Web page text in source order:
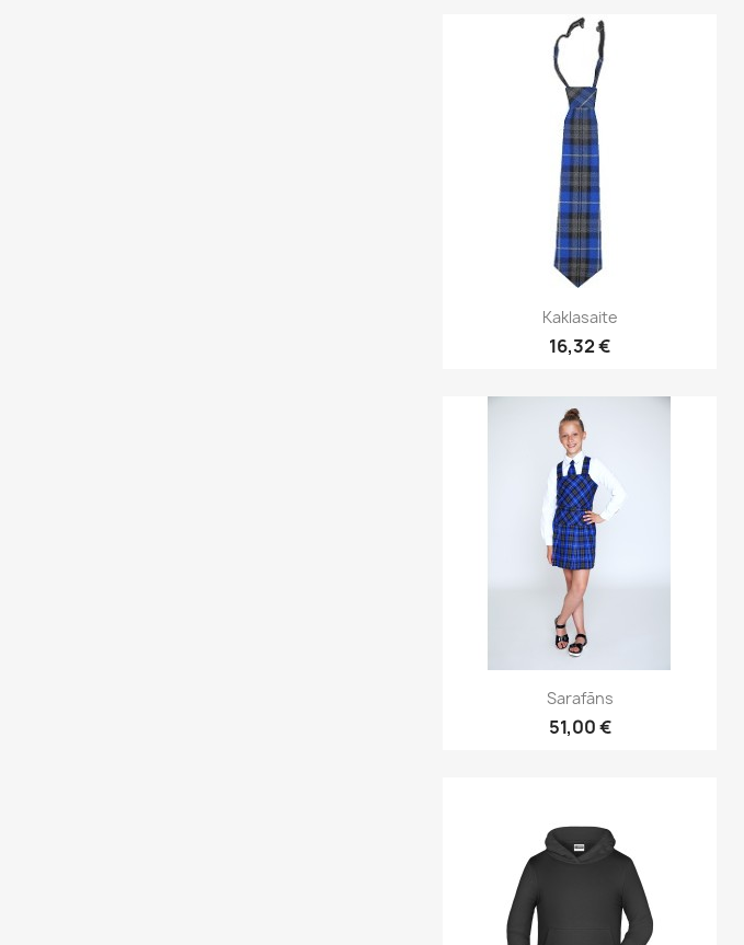
Īss ieskats
Kaklasaite
16,32 €
Īss ieskats
Sarafāns
51,00 €